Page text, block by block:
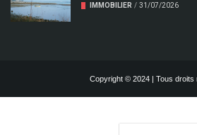
IMMOBILIER / 31/07/2026
Copyright © 2024 | Tous droits